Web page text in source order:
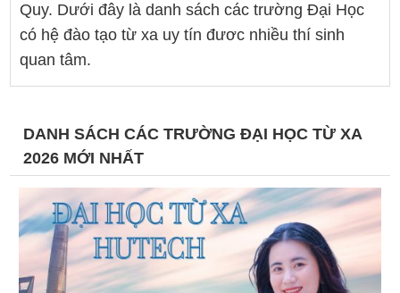
Quy. Dưới đây là danh sách các trường Đại Học
có hệ đào tạo từ xa uy tín đươc nhiều thí sinh
quan tâm.
DANH SÁCH CÁC TRƯỜNG ĐẠI HỌC TỪ XA
2026 MỚI NHẤT